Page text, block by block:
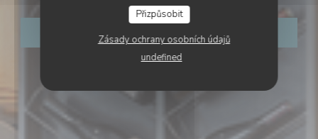
Přizpůsobit
Zásady ochrany osobních údajů
undefined
REZERVOVAT STŮL